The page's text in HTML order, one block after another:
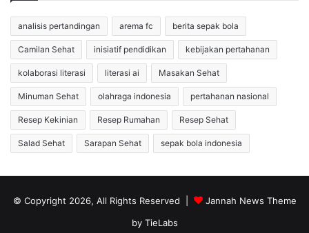
analisis pertandingan arema fc berita sepak bola
Camilan Sehat inisiatif pendidikan kebijakan pertahanan
kolaborasi literasi literasi ai Masakan Sehat
Minuman Sehat olahraga indonesia pertahanan nasional
Resep Kekinian Resep Rumahan Resep Sehat
Salad Sehat Sarapan Sehat sepak bola indonesia
© Copyright 2026, All Rights Reserved |
Jannah News Theme
by TieLabs